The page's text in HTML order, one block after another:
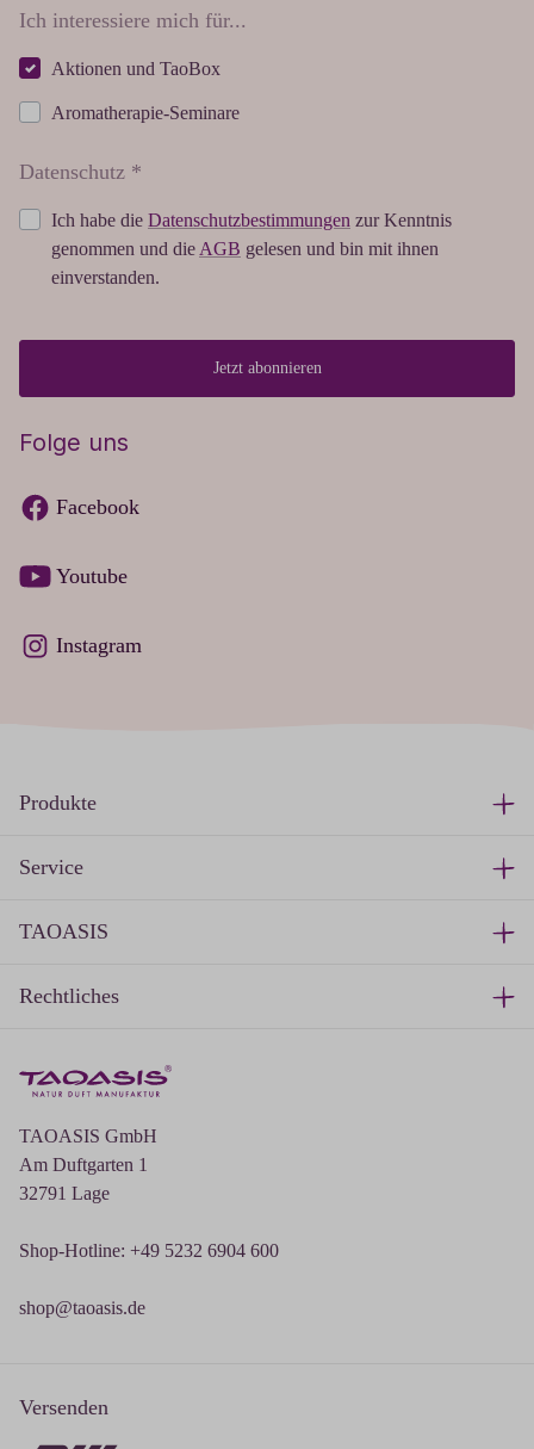
Ich interessiere mich für...
Aktionen und TaoBox
Aromatherapie-Seminare
Datenschutz *
Ich habe die Datenschutzbestimmungen zur Kenntnis
genommen und die AGB gelesen und bin mit ihnen
einverstanden.
Jetzt abonnieren
Folge uns
Facebook
Youtube
Instagram
TAOASIS GmbH
Am Duftgarten 1
32791 Lage
Shop-Hotline: +49 5232 6904 600
shop@taoasis.de
Produkte
Service
TAOASIS
Rechtliches
Versenden